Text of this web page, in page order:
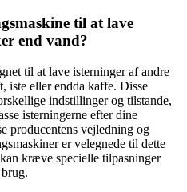
til at lave
end vand?
til at lave isterninger af andre
iste eller endda kaffe. Disse
indstillinger og tilstande,
isterningerne efter dine
producentens vejledning og
er velegnede til dette
kræve specielle tilpasninger